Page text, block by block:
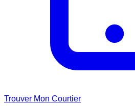
Trouver Mon Courtier